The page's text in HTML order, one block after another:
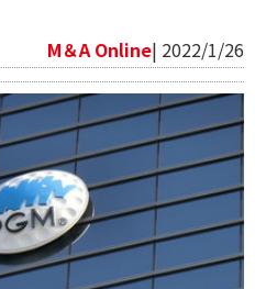
M＆A Online| 2022/1/26